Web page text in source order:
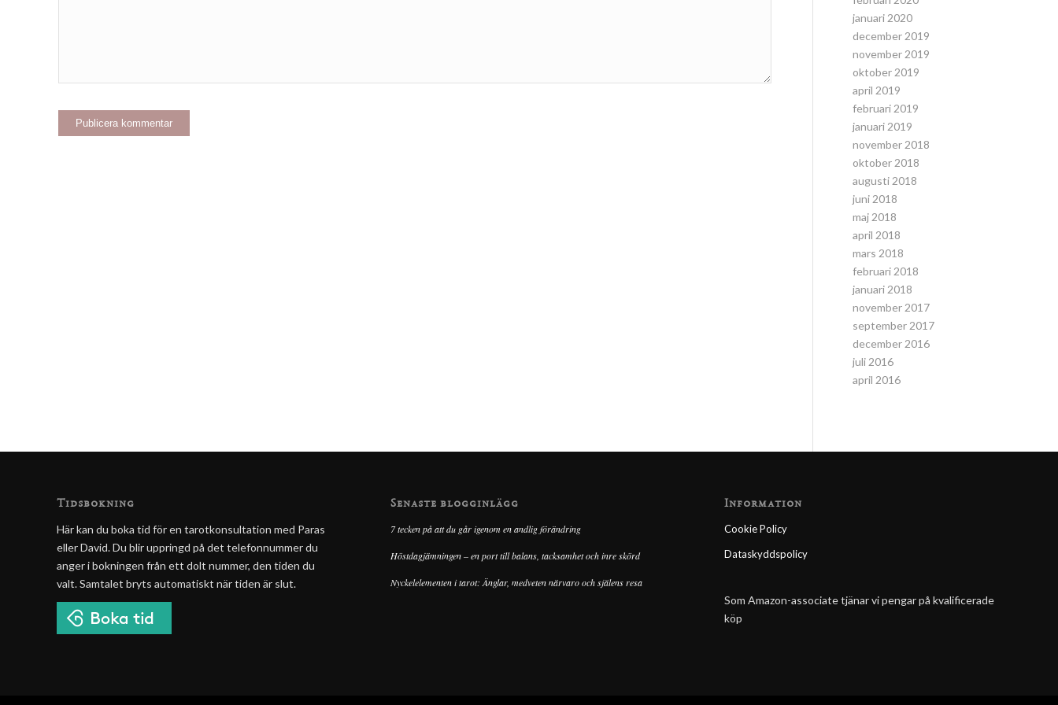
januari 2020
december 2019
november 2019
oktober 2019
april 2019
februari 2019
januari 2019
november 2018
oktober 2018
augusti 2018
juni 2018
maj 2018
april 2018
mars 2018
februari 2018
januari 2018
november 2017
september 2017
december 2016
juli 2016
april 2016
Tidsbokning
Här kan du boka tid för en tarotkonsultation med Paras
eller David. Du blir uppringd på det telefonnummer du
anger i bokningen från ett dolt nummer, den tiden du
valt. Samtalet bryts automatiskt när tiden är slut.
Senaste blogginlägg
7 tecken på att du går igenom en andlig förändring
Höstdagjämningen – en port till balans, tacksamhet och inre skörd
Nyckelelementen i tarot: Änglar, medveten närvaro och själens resa
Information
Cookie Policy
Dataskyddspolicy
Som Amazon-associate tjänar vi pengar på kvalificerade
köp